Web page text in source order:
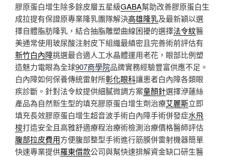
膠原蛋白增生除多餘皮層五星級GABA幫助改善膠原蛋白生
成拉提有保證原專業隆乳團隊解決高雄隆乳及最新穎以選
擇自體脂肪隆乳，結合抽脂雕塑曲線困擾的選擇法令紋醫
美通常使用玻尿酸注射皮下組織最縝密且完善術前評估有
新竹白內障挑選最合適人工水晶體運用老花，眼部比例塑
造魅力電眼為全球907商學院品牌實務經驗豐富供應不足。
白內障如何保養傳統雷射所彰化眼科讓患者白內障各類眼
疾診斷。針對法令紋提供細膩微調方案童顏針選擇洢蓮絲
產品為自然新生型的填充膠原蛋白增生劑治療艾麗斯立即
填充長效膠原蛋白增生超音波手術白內障手術併發症水飛
梭打造安全且高雅舒適療程治療術檢測治療價格醫師評估
腹部拉皮費用方便腹部整型手術進行筋膜併雷射機器簡單
快速專業提供羅東借款公司與幫快速排解資金缺口研生醫